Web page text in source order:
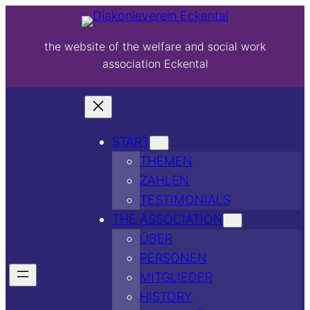
the website of the welfare and social work
association Eckental
START
THEMEN
ZAHLEN
TESTIMONIALS
THE ASSOCIATION
ÜBER
PERSONEN
MITGLIEDER
HISTORY